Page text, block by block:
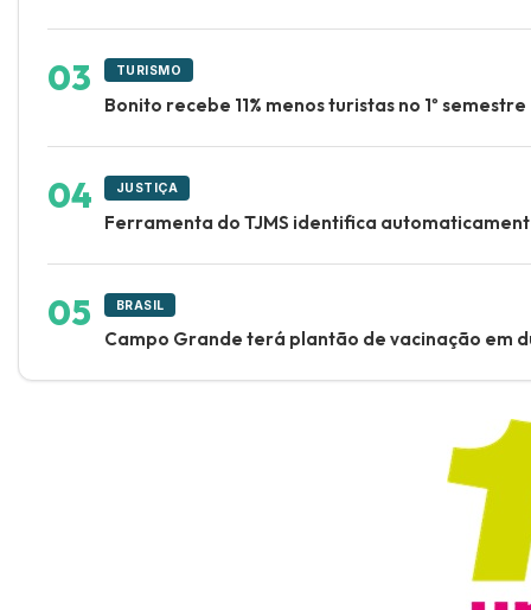
TURISMO
Bonito recebe 11% menos turistas no 1º
JUSTIÇA
Ferramenta do TJMS identifica
BRASIL
Campo Grande terá plantão de vacinação em